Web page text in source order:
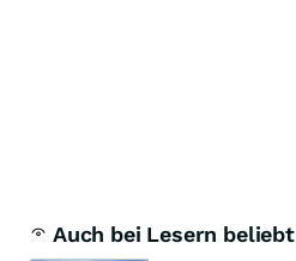
Auch bei Lesern beliebt